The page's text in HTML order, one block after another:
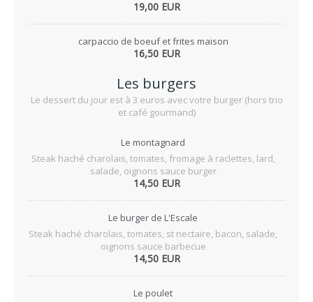
19,00 EUR
carpaccio de boeuf et frites maison
16,50 EUR
Les burgers
Le dessert du jour est à 3 euros avec votre burger (hors trio
et café gourmand)
Le montagnard
Steak haché charolais, tomates, fromage à raclettes, lard,
salade, oignons sauce burger
14,50 EUR
Le burger de L'Escale
Steak haché charolais, tomates, st nectaire, bacon, salade,
oignons sauce barbecue
14,50 EUR
Le poulet